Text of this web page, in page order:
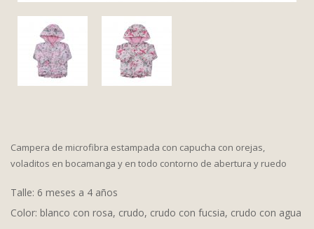
Campera de microfibra estampada con capucha con orejas,
voladitos en bocamanga y en todo contorno de abertura y ruedo
Talle: 6 meses a 4 años
Color: blanco con rosa, crudo, crudo con fucsia, crudo con agua